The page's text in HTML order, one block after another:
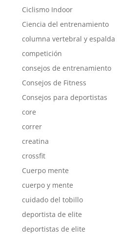
Ciclismo Indoor
Ciencia del entrenamiento
columna vertebral y espalda
competición
consejos de entrenamiento
Consejos de Fitness
Consejos para deportistas
core
correr
creatina
crossfit
Cuerpo mente
cuerpo y mente
cuidado del tobillo
deportista de elite
deportistas de elite